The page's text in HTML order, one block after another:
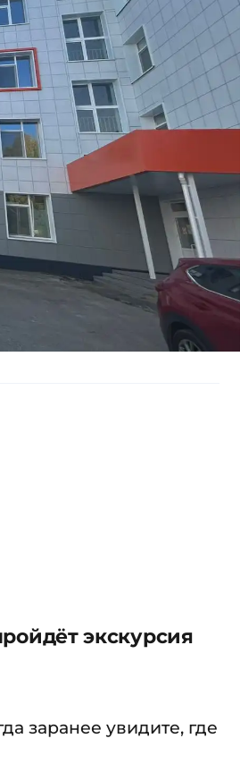
экскурсия
заранее увидите, где